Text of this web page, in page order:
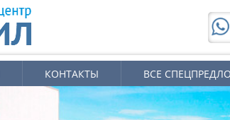
КОНТАКТЫ ВСЕ